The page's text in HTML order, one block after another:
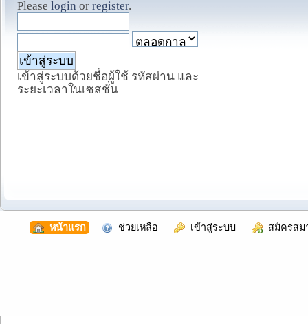
Please login or register.
เข้าสู่ระบบด้วยชื่อผู้ใช้ รหัสผ่าน และ
ระยะเวลาในเซสชั่น
หน้าแรก ช่วยเหลือ เข้าสู่ระบบ สมัครสม